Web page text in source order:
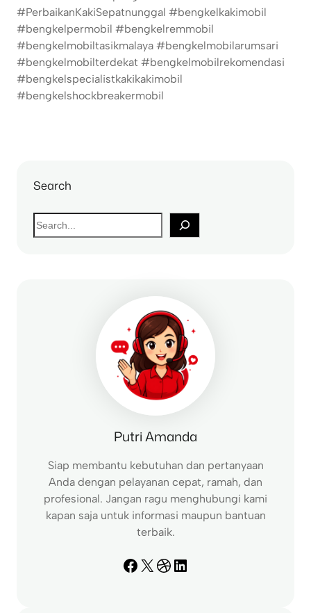
#PerbaikanKakiSepatnunggal #bengkelkakimobil
#bengkelpermobil #bengkelremmobil
#bengkelmobiltasikmalaya #bengkelmobilarumsari
#bengkelmobilterdekat #bengkelmobilrekomendasi
#bengkelspecialistkakikakimobil
#bengkelshockbreakermobil
Search
S
e
Putri Amanda
Siap membantu kebutuhan dan pertanyaan
Anda dengan pelayanan cepat, ramah, dan
profesional. Jangan ragu menghubungi kami
kapan saja untuk informasi maupun bantuan
terbaik.
Facebook X Dribbble LinkedIn